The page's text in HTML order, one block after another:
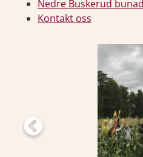
Nedre Buskerud bunad
Kontakt oss